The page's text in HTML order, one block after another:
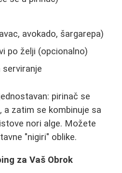
avokado, šargarepa)
po želji (opcionalno)
serviranje
pirinač se
a zatim se kombinuje sa
nori alge. Možete
"nigiri" oblike.
za Vaš Obrok